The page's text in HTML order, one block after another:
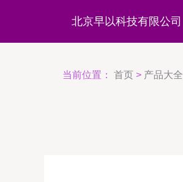
北京早以科技有限公司
当前位置： 首页 > 产品大全